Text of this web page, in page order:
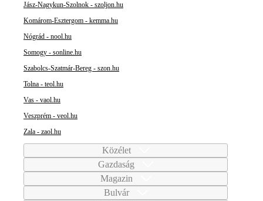
Jász-Nagykun-Szolnok - szoljon.hu
Komárom-Esztergom - kemma.hu
Nógrád - nool.hu
Somogy - sonline.hu
Szabolcs-Szatmár-Bereg - szon.hu
Tolna - teol.hu
Vas - vaol.hu
Veszprém - veol.hu
Zala - zaol.hu
Közélet
Gazdaság
Magazin
Bulvár